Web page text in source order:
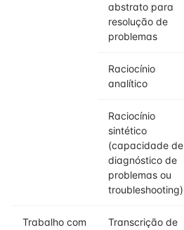
abstrato para
resolução de
problemas
Raciocínio
analítico
Raciocínio
sintético
(capacidade de
diagnóstico de
problemas ou
troubleshooting)
Trabalho com
Transcrição de